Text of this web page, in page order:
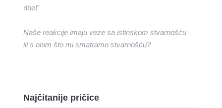
ribe!”
Naše reakcije imaju veze sa istinskom stvarnošću
ili s onim što mi smatramo stvarnošću?
Najčitanije pričice